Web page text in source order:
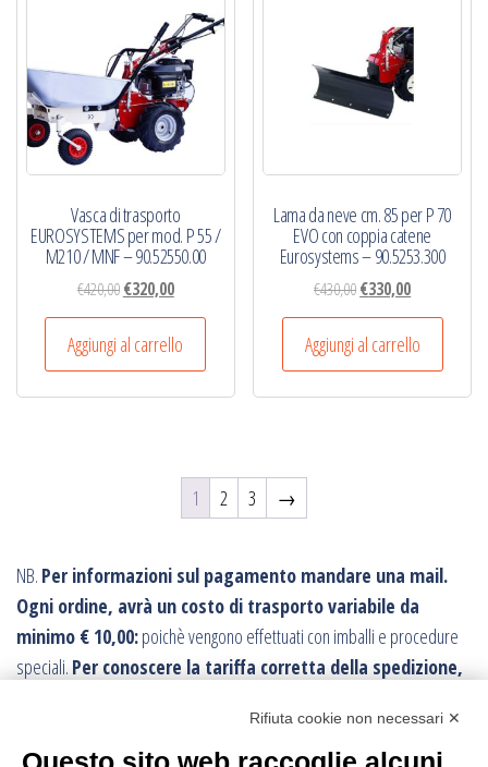
Vasca di trasporto
EUROSYSTEMS per mod. P 55 /
M210 / MNF – 90.52550.00
€420,00Il
prezzo
originale
era:
€420,00.
€320,00Il
prezzo
attuale
è:
€320,00.
Aggiungi al carrello
Lama da neve cm. 85 per P 70
EVO con coppia catene
Eurosystems – 90.5253.300
€430,00Il
prezzo
originale
era:
€430,00.
€330,00Il
prezzo
attuale
è:
€330,00.
Aggiungi al carrello
1 2 3 →
NB. Per informazioni sul pagamento mandare una mail.
Ogni ordine, avrà un costo di trasporto variabile da
minimo € 10,00:poichè vengono effettuati con imballi e procedure
speciali. Per conoscere la tariffa corretta della spedizione,
tariffario: l’ordine può essere annullato in ogni momento.
I resi sono accettati con trasporto andata e ritornosempre a carico
Rifiuta cookie non necessari ✕